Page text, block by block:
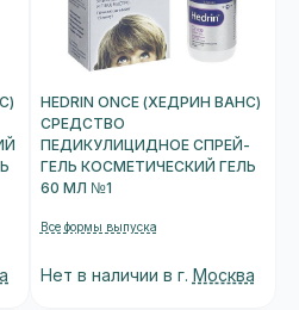
HEDRIN ONCE (ХЕДРИН ВАНС)
СРЕДСТВО
ПЕДИКУЛИЦИДНОЕ СПРЕЙ-
ГЕЛЬ КОСМЕТИЧЕСКИЙ ГЕЛЬ
60 МЛ №1
Все формы выпуска
Нет в наличии в г. Москва